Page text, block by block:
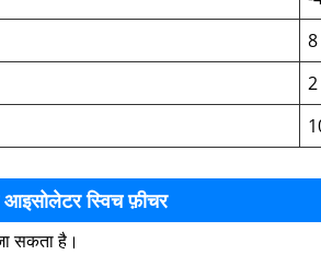
8
2
स्विच फ़ीचर
सकता है।